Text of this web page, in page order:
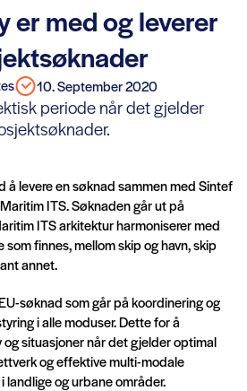
er med og leverer
10. September 2020
periode når det gjelder
å levere en søknad sammen med Sintef
ITS. Søknaden går ut på
ITS arkitektur harmoniserer med
finnes, mellom skip og havn, skip
annet.
søknad som går på koordinering og
i alle moduser. Dette for å
situasjoner når det gjelder optimal
og effektive multi-modale
og urbane områder.